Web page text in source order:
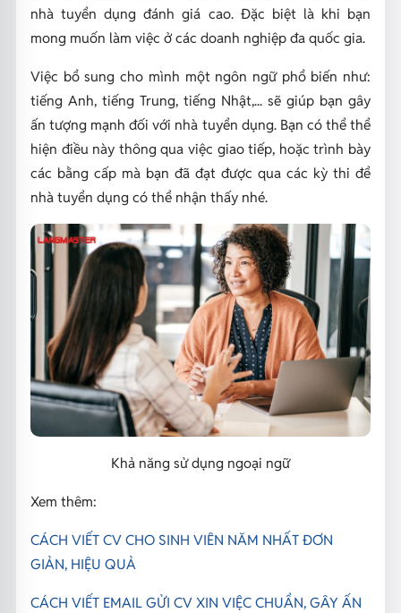
nhà tuyển dụng đánh giá cao. Đặc biệt là khi bạn
mong muốn làm việc ở các doanh nghiệp đa quốc gia.
Việc bổ sung cho mình một ngôn ngữ phổ biến như:
tiếng Anh, tiếng Trung, tiếng Nhật,... sẽ giúp bạn gây
ấn tượng mạnh đối với nhà tuyển dụng. Bạn có thể thể
hiện điều này thông qua việc giao tiếp, hoặc trình bày
các bằng cấp mà bạn đã đạt được qua các kỳ thi để
nhà tuyển dụng có thể nhận thấy nhé.
Khả năng sử dụng ngoại ngữ
Xem thêm:
CÁCH VIẾT CV CHO SINH VIÊN NĂM NHẤT ĐƠN
GIẢN, HIỆU QUẢ
CÁCH VIẾT EMAIL GỬI CV XIN VIỆC CHUẨN, GÂY ẤN